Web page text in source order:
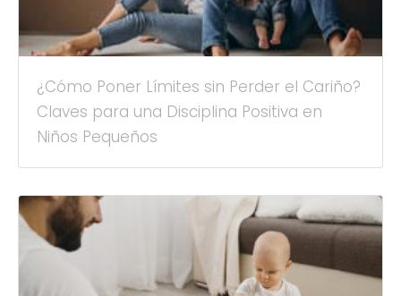
¿Cómo Poner Límites sin Perder el Cariño?
Claves para una Disciplina Positiva en
Niños Pequeños